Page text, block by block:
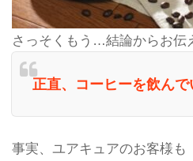
さっそくもう…結論からお伝
正直、コーヒーを飲んで
事実、ユアキュアのお客様も